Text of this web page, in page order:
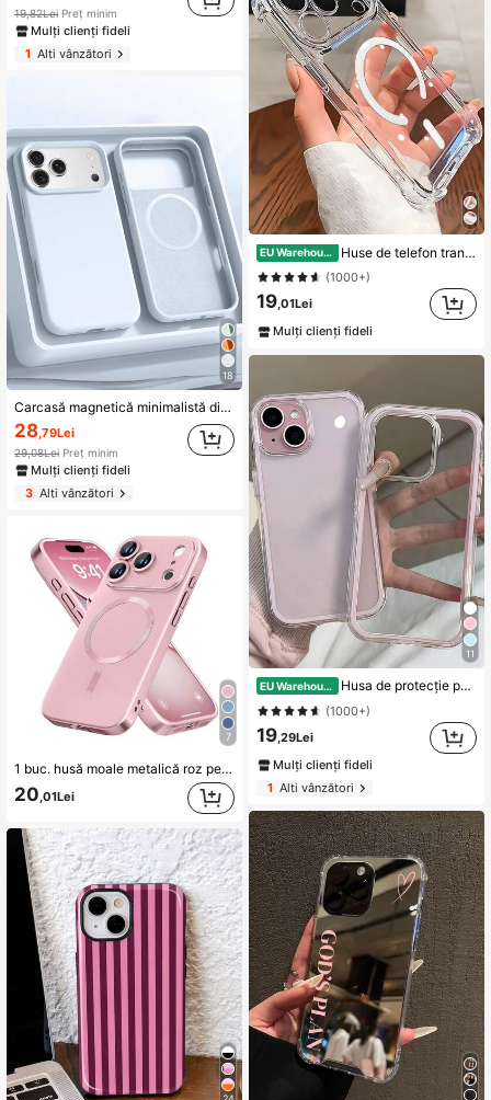
19,82Lei Preț minim
Mulți clienți fideli
1Alți vânzători
18
Carcasă magnetică minimalistă din silicon albastru deschis, rezistentă la șocuri, cu încărcare wireless, 1 buc. Compatibilă cu 17 Air 16 14 13 12 15 Pro Max Plus, cu protecție din catifea pentru cameră, cadou de ziua de naștere pentru birou
28,79Lei
29,08Lei Preț minim
Mulți clienți fideli
3Alți vânzători
7
1 buc. husă moale metalică roz pentru telefon, compatibilă cu 17e/17, 17 Air, 17 Pro, 17 Pro Max, design ultra-subțire, rezistentă la zgârieturi, absorbantă la șocuri, protecție completă pentru cameră, compatibilă și cu 18pro/18promax/18/13, 11, 16 Pro Max, 15, 14, 12, 16e, compatibilă cu Samsung Galaxy S26Ultra/S26Plus/S26/S26Edge/S26Pro/S25Ultra/S25Plus/S25FE/A57/A37/A17/A56/A36/A26/A55/A35/A25/A15
20,01Lei
EU Warehouse Huse de telefon transparente cu adsorbție magnetică, stil magnetic, rezistente la șocuri, compatibile cu 17 Pro Max/17 Pro/17 Air/17/16 Pro Max/16 Pro/16 Plus/16 E/16/15 Pro Max/15 Pro/15 Plus/15/14 Pro Max/14 Pro/14 Plus/14/13 Pro Max/13/13 Pro/13 Mini/12 Pro Max/12/12 Pro/12 Mini/11/11 Pro/11 Pro Max/Xs/X/Xr/Xs Max/7 Plus/8 Plus/7g/8g, colțuri rezistente la șocuri, cadou de primăvară, zi de naștere, profesional, pentru întoarcerea la școală
(1000+)
19 ,01Lei
Mulți clienți fideli
11
EU Warehouse Husa de protecție pentru telefon smartphone, minimalistă de lux, culori uni alb, roz, negru, albastru, verde, fashion, 3-în-1, groasă, rigidă, cu bumper, personalizată, anti-șoc, acoperire completă, aspect transparent, cadou de primăvară, pentru zi de naștere, petrecere și celebrare, estetică
(1000+)
19 ,29Lei
Mulți clienți fideli
1Alți vânzători